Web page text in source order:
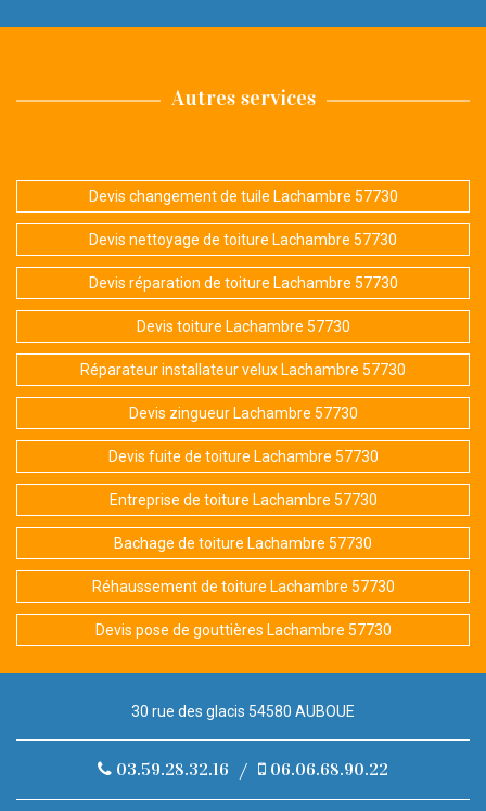
Autres services
Devis changement de tuile Lachambre 57730
Devis nettoyage de toiture Lachambre 57730
Devis réparation de toiture Lachambre 57730
Devis toiture Lachambre 57730
Réparateur installateur velux Lachambre 57730
Devis zingueur Lachambre 57730
Devis fuite de toiture Lachambre 57730
Entreprise de toiture Lachambre 57730
Bachage de toiture Lachambre 57730
Réhaussement de toiture Lachambre 57730
Devis pose de gouttières Lachambre 57730
30 rue des glacis 54580 AUBOUE
03.59.28.32.16 / 06.06.68.90.22